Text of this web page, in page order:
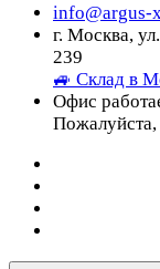
info@argus-
г. Москва,
239
🚙 Склад в
Офис
Пожалуйста,